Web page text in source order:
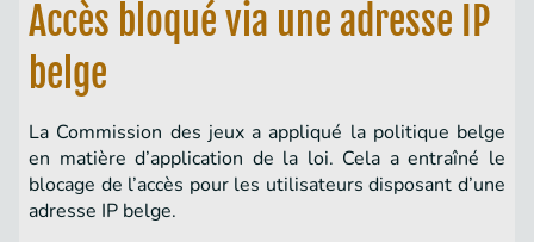
Accès bloqué via une adresse IP
belge
La Commission des jeux a appliqué la politique belge
en matière d’application de la loi. Cela a entraîné le
blocage de l’accès pour les utilisateurs disposant d’une
adresse IP belge.